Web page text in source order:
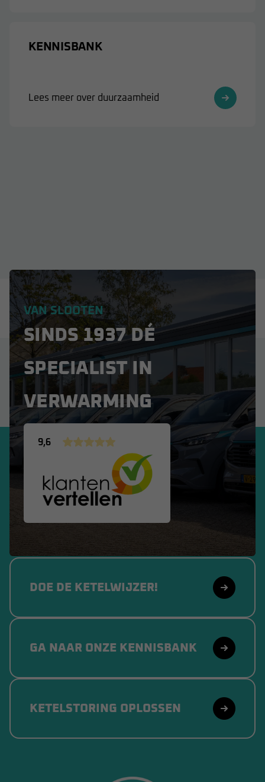
KENNISBANK
Lees meer over duurzaamheid
VAN SLOOTEN
SINDS 1937 DÉ
SPECIALIST IN
VERWARMING
9,6
DOE DE KETELWIJZER!
GA NAAR ONZE KENNISBANK
KETELSTORING OPLOSSEN